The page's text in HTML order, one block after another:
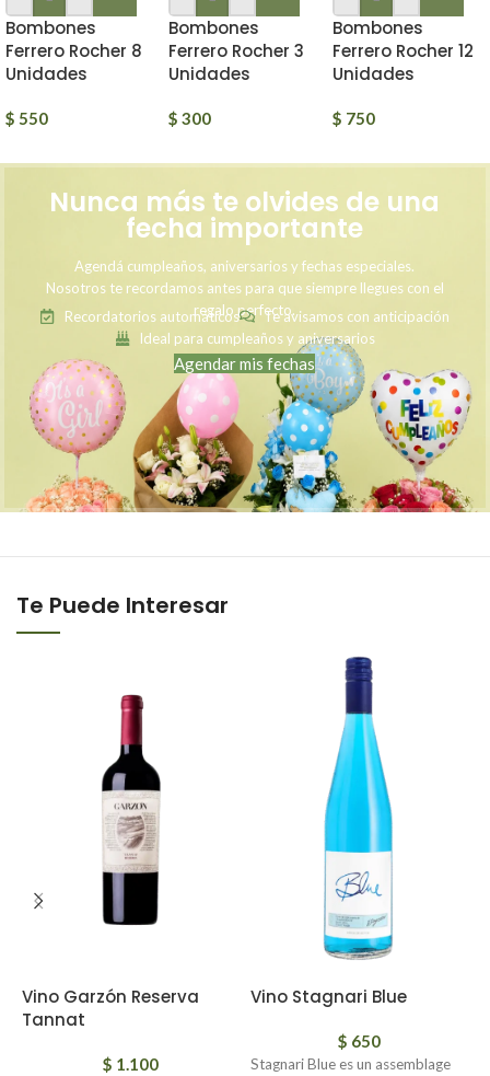
Bombones
Ferrero Rocher 8
Unidades
$ 550
Bombones
Ferrero Rocher 3
Unidades
$ 300
Bombones
Ferrero Rocher 12
Unidades
$ 750
Nunca más te olvides de una
fecha importante
Agendá cumpleaños, aniversarios y fechas especiales.
Nosotros te recordamos antes para que siempre llegues con el
regalo perfecto.
Recordatorios automáticos
Te avisamos con anticipación
Ideal para cumpleaños y aniversarios
Agendar mis fechas
Te Puede Interesar
Vino Garzón Reserva
Tannat
$ 1.100
Vino Stagnari Blue
$ 650
Stagnari Blue es un assemblage